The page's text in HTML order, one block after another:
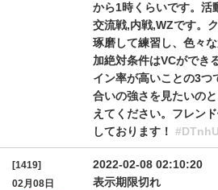
から1時くらいです。活
交流戦,内戦,WZです。
琢磨して練習し、色々
加絶対条件はVCができ
イン率が高いことの3つ
合いの強さを見たいの
えてください。フレン
しております！
[1419]
02月08日
2022-02-08 02:10:20
表示期限切れ